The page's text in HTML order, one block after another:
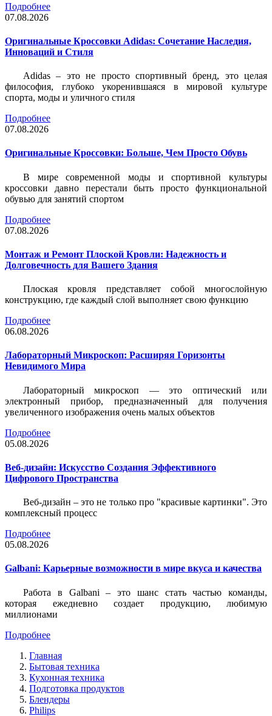
Подробнее
07.08.2026
Оригинальные Кроссовки Adidas: Сочетание Наследия,
Инноваций и Стиля
Adidas – это не просто спортивный бренд, это целая
философия, глубоко укоренившаяся в мировой культуре
спорта, моды и уличного стиля
Подробнее
07.08.2026
Оригинальные Кроссовки: Больше, Чем Просто Обувь
В мире современной моды и спортивной культуры
кроссовки давно перестали быть просто функциональной
обувью для занятий спортом
Подробнее
07.08.2026
Монтаж и Ремонт Плоской Кровли: Надежность и
Долговечность для Вашего Здания
Плоская кровля представляет собой многослойную
конструкцию, где каждый слой выполняет свою функцию
Подробнее
06.08.2026
Лабораторный Микроскоп: Расширяя Горизонты
Невидимого Мира
Лабораторный микроскоп — это оптический или
электронный прибор, предназначенный для получения
увеличенного изображения очень малых объектов
Подробнее
05.08.2026
Веб-дизайн: Искусство Создания Эффективного
Цифрового Пространства
Веб-дизайн – это не только про "красивые картинки". Это
комплексный процесс
Подробнее
05.08.2026
Galbani: Карьерные возможности в мире вкуса и качества
Работа в Galbani – это шанс стать частью команды,
которая ежедневно создает продукцию, любимую
миллионами
Подробнее
Главная
Бытовая техника
Кухонная техника
Подготовка продуктов
Блендеры
Philips